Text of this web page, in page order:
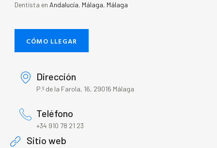
Dentista en Andalucía, Málaga, Málaga
CÓMO LLEGAR
Dirección
P.º de la Farola, 16, 29016 Málaga
Teléfono
+34 910 78 21 23
Sitio web